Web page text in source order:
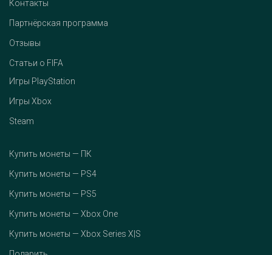
Контакты
Партнёрская программа
Отзывы
Статьи о FIFA
Игры PlayStation
Игры Xbox
Steam
Купить монеты — ПК
Купить монеты — PS4
Купить монеты — PS5
Купить монеты — Xbox One
Купить монеты — Xbox Series X|S